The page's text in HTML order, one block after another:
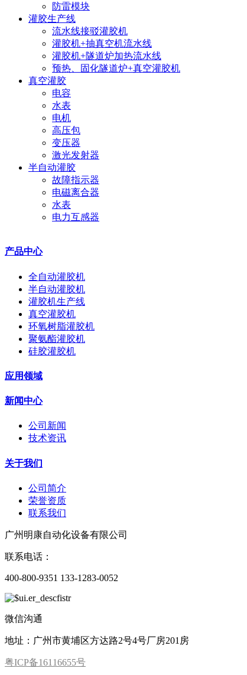
防雷模块
灌胶生产线
流水线接驳灌胶机
灌胶机+抽真空机流水线
灌胶机+隧道炉加热流水线
预热、固化隧道炉+真空灌胶机
真空灌胶
电容
水表
电机
高压包
变压器
激光发射器
半自动灌胶
故障指示器
电磁离合器
水表
电力互感器
产品中心
全自动灌胶机
半自动灌胶机
灌胶机生产线
真空灌胶机
环氧树脂灌胶机
聚氨酯灌胶机
硅胶灌胶机
应用领域
新闻中心
公司新闻
技术资讯
关于我们
公司简介
荣誉资质
联系我们
广州明康自动化设备有限公司
联系电话：
400-800-9351 133-1283-0052
微信沟通
地址：广州市黄埔区方达路2号4号厂房201房
粤ICP备16116655号